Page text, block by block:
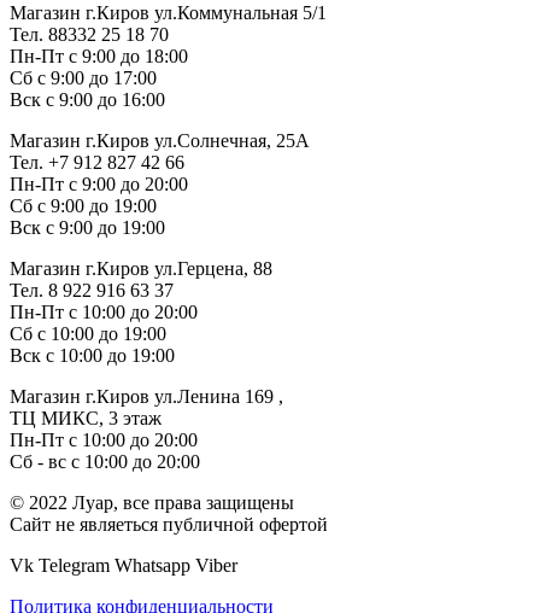
Магазин г.Киров ул.Коммунальная 5/1
Тел. 88332 25 18 70
Пн-Пт с 9:00 до 18:00
Сб с 9:00 до 17:00
Вск с 9:00 до 16:00
Магазин г.Киров ул.Солнечная, 25А
Тел. +7 912 827 42 66
Пн-Пт с 9:00 до 20:00
Сб с 9:00 до 19:00
Вск с 9:00 до 19:00
Магазин г.Киров ул.Герцена, 88
Тел. 8 922 916 63 37
Пн-Пт с 10:00 до 20:00
Сб с 10:00 до 19:00
Вск с 10:00 до 19:00
Магазин г.Киров ул.Ленина 169 ,
ТЦ МИКС, 3 этаж
Пн-Пт с 10:00 до 20:00
Сб - вс с 10:00 до 20:00
© 2022 Луар, все права защищены
Сайт не являеться публичной офертой
Vk Telegram Whatsapp Viber
Политика конфиденциальности